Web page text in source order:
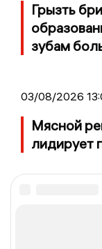
Грызть
зубам
03/08/2026
Мясной
лидирует